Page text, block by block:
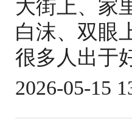
大街上、家
白沫、双眼
很多人出于
2026-05-15